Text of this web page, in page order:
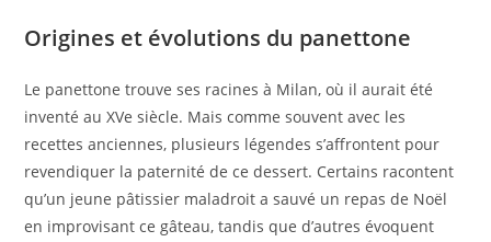
Origines et évolutions du panettone
Le panettone trouve ses racines à Milan, où il aurait été
inventé au XVe siècle. Mais comme souvent avec les
recettes anciennes, plusieurs légendes s’affrontent pour
revendiquer la paternité de ce dessert. Certains racontent
qu’un jeune pâtissier maladroit a sauvé un repas de Noël
en improvisant ce gâteau, tandis que d’autres évoquent